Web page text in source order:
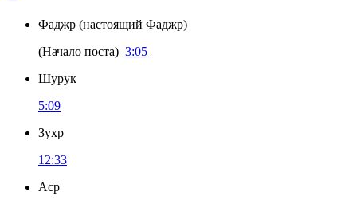
Фаджр (настоящий Фаджр)
(Начало поста) 3:05
Шурук
5:09
Зухр
12:33
Аср